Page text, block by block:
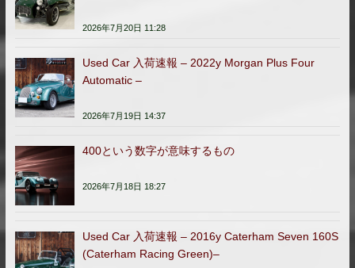
2026年7月20日 11:28
Used Car 入荷速報 – 2022y Morgan Plus Four
Automatic –
2026年7月19日 14:37
400という数字が意味するもの
2026年7月18日 18:27
Used Car 入荷速報 – 2016y Caterham Seven 160S
(Caterham Racing Green)–